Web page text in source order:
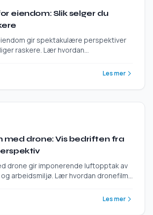
eiendom: Slik selger du
gir spektakulære perspektiver
raskere. Lær hvordan
Les mer
med drone: Vis bedriften fra
drone gir imponerende luftopptak av
arbeidsmiljø. Lær hvordan dronefilm
Les mer